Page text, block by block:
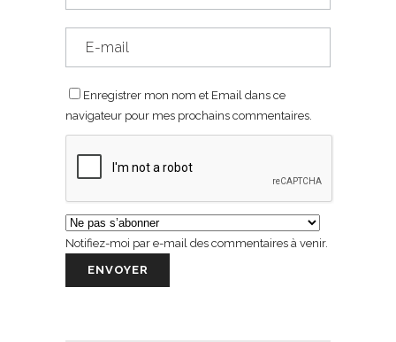
Enregistrer mon nom et Email dans ce
navigateur pour mes prochains commentaires.
Notifiez-moi par e-mail des commentaires à venir.